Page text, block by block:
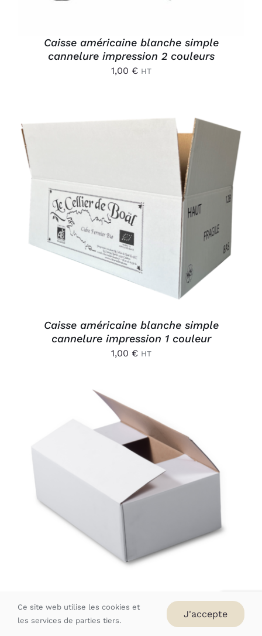
Caisse américaine blanche simple
cannelure impression 2 couleurs
1,00 € HT
AJOUTER AU PANIER
DÉTAILS
Caisse américaine blanche simple
cannelure impression 1 couleur
1,00 € HT
AJOUTER AU PANIER
/
Caisse américaine blanche simple
cannelure sans impression
Ce site web utilise les cookies et
les services de parties tiers.
J'accepte